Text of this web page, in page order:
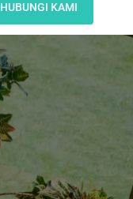
HUBUNGI KAMI